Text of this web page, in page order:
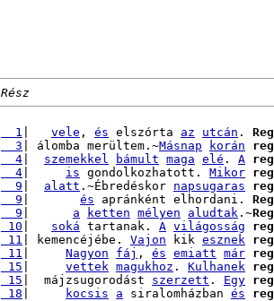
Rész
  1
vele , és elszórta az utcán .
  3
| álomba merültem.~Másnap korán
  4
szemekkel bámult maga elé . A
  4
is gondolkozhatott. Mikor
  9
alatt .~Ébredéskor napsugaras
  9
és apránként elhordani.
  9
a ketten mélyen aludtak .~
10 soká tartanak. A világosság
11 | kemencéjébe. Vajon kik esznek
11 Nagyon fáj , és emiatt már
15 vettek magukhoz . Kulhanek
15 |  májzsugorodást szerzett . Egy
18 kocsis a siralomházban és